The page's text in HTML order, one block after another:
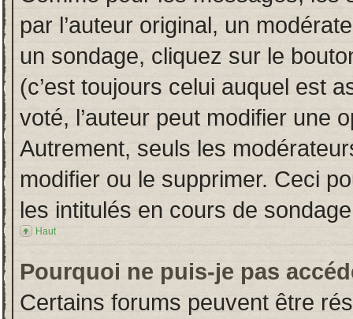
par l’auteur original, un
un sondage, cliquez sur le
(c’est toujours celui auquel est
voté, l’auteur peut modifier une
Autrement, seuls les
modifier ou le supprimer. Ceci
les intitulés en cours de
Haut
Pourquoi ne puis-je pas
Certains forums peuvent être